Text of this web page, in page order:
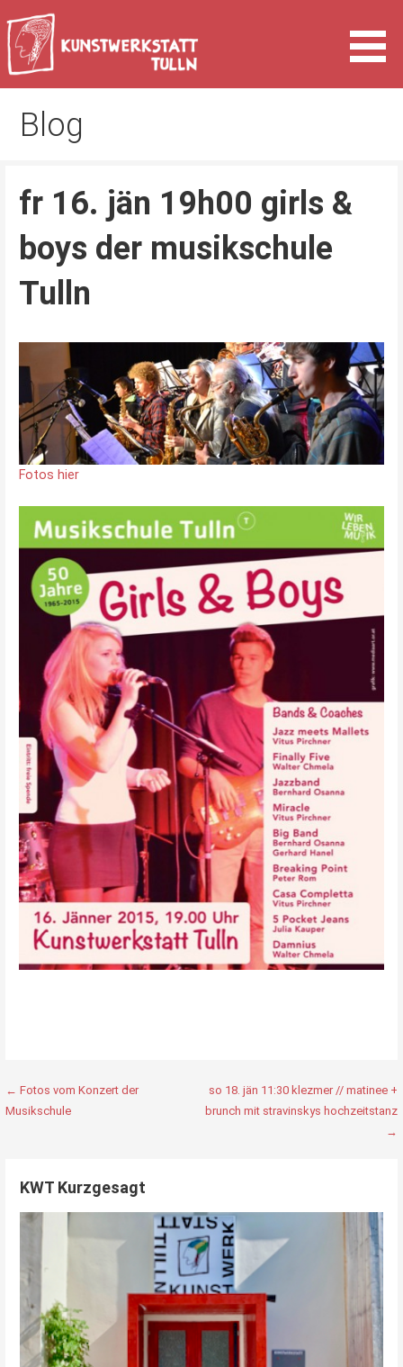
Inhalt
springen
Kunstwerkstatt Tulln
Blog
fr 16. jän 19h00 girls &
boys der musikschule
Tulln
Fotos hier
Beitragsnavigation
← Fotos vom Konzert der
Musikschule
so 18. jän 11:30 klezmer // matinee +
brunch mit stravinskys hochzeitstanz
→
KWT Kurzgesagt